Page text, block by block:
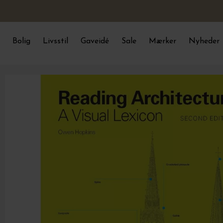
Bolig Livsstil Gaveidé Sale Mærker Nyheder